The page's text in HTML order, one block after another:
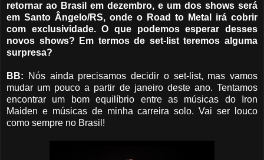
retornar ao Brasil em dezembro, e um dos shows será
em Santo Ângelo/RS, onde o Road to Metal irá cobrir
com exclusividade. O que podemos esperar desses
novos shows? Em termos de set-list teremos alguma
surpresa?
BB: Nós ainda precisamos decidir o set-list, mas vamos
mudar um pouco a partir de janeiro deste ano. Tentamos
encontrar um bom equilíbrio entre as músicas do Iron
Maiden e músicas de minha carreira solo. Vai ser louco
como sempre no Brasil!